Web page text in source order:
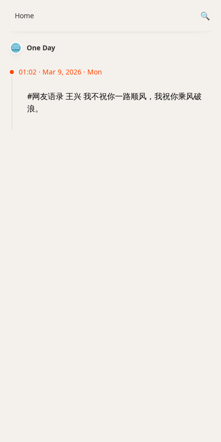
One Day
01:02 · Mar 9, 2026 · Mon
#网友语录 王兴 我不祝你一路顺风，我祝你乘风破
浪。
Home